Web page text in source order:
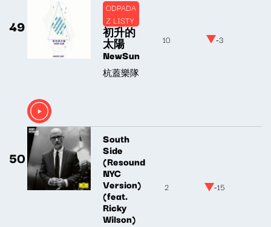
49
ODPADA
Z LISTY
初升的
太陽
NewSun
杭蓋樂隊
10 -3
50
South
Side
(Resound
NYC
Version)
(feat.
Ricky
Wilson)
2 -15